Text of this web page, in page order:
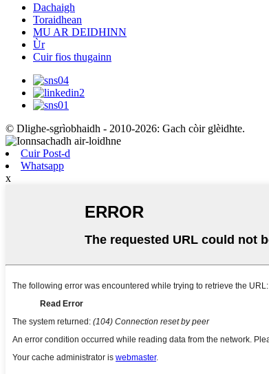
Dachaigh
Toraidhean
MU AR DEIDHINN
Ùr
Cuir fios thugainn
© Dlighe-sgrìobhaidh - 2010-2026: Gach còir glèidhte.
Cuir Post-d
Whatsapp
x